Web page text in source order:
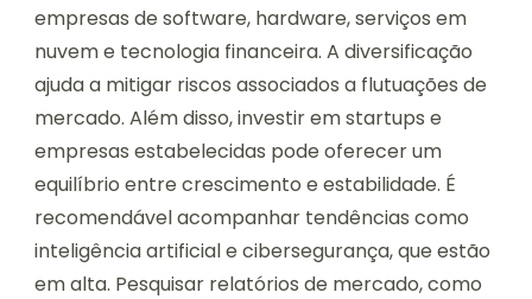
empresas de software, hardware, serviços em
nuvem e tecnologia financeira. A diversificação
ajuda a mitigar riscos associados a flutuações de
mercado. Além disso, investir em startups e
empresas estabelecidas pode oferecer um
equilíbrio entre crescimento e estabilidade. É
recomendável acompanhar tendências como
inteligência artificial e cibersegurança, que estão
em alta. Pesquisar relatórios de mercado, como